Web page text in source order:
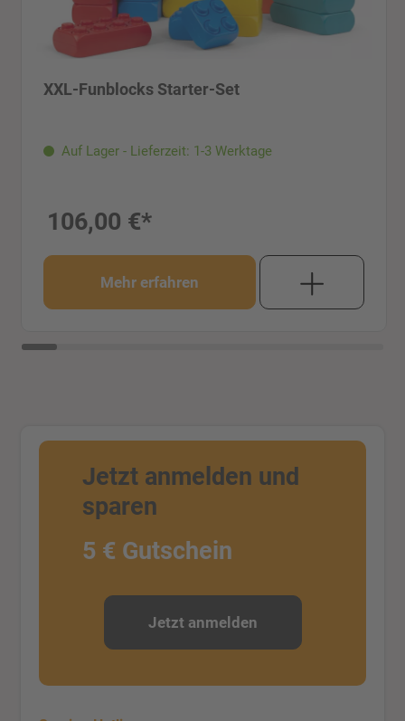
XXL-Funblocks Starter-Set
Auf Lager - Lieferzeit: 1-3 Werktage
106,00 €*
Mehr erfahren
Jetzt anmelden und
sparen
5 € Gutschein
Jetzt anmelden